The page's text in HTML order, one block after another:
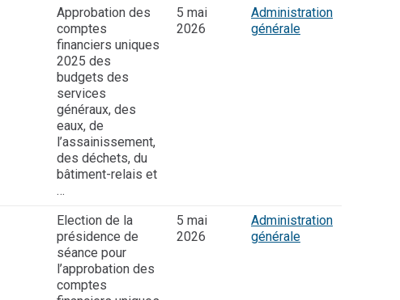
Approbation des
comptes
financiers uniques
2025 des
budgets des
services
généraux, des
eaux, de
l’assainissement,
des déchets, du
bâtiment-relais et
…
5 mai
2026
Administration
générale
Election de la
présidence de
séance pour
l’approbation des
comptes
5 mai
2026
Administration
générale